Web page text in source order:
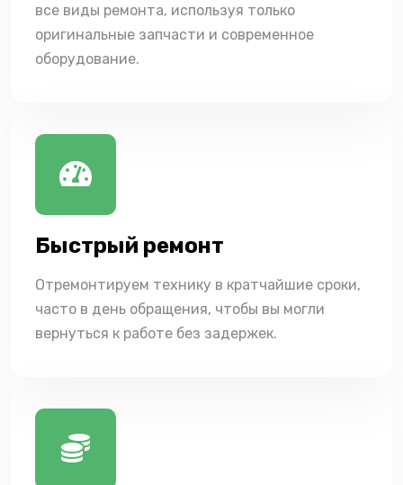
все виды ремонта, используя только
оригинальные запчасти и современное
оборудование.
Быстрый ремонт
Отремонтируем технику в кратчайшие сроки,
часто в день обращения, чтобы вы могли
вернуться к работе без задержек.